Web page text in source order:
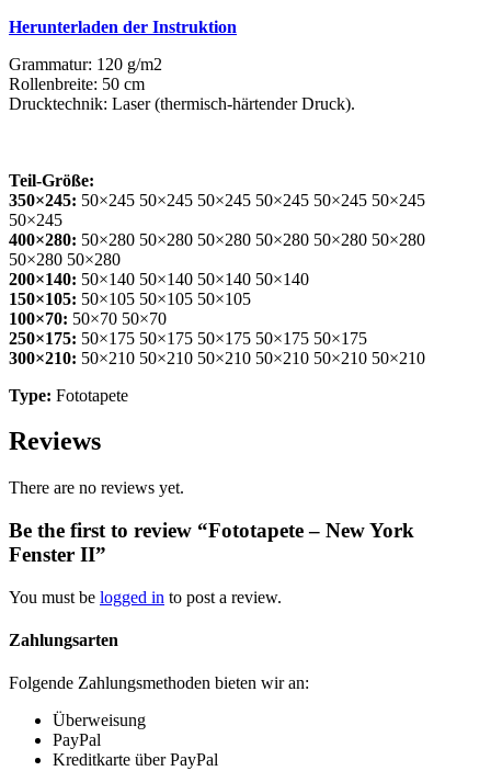
Herunterladen der Instruktion
Grammatur: 120 g/m2
Rollenbreite: 50 cm
Drucktechnik: Laser (thermisch-härtender Druck).
Teil-Größe:
350×245: 50×245 50×245 50×245 50×245 50×245 50×245
50×245
400×280: 50×280 50×280 50×280 50×280 50×280 50×280
50×280 50×280
200×140: 50×140 50×140 50×140 50×140
150×105: 50×105 50×105 50×105
100×70: 50×70 50×70
250×175: 50×175 50×175 50×175 50×175 50×175
300×210: 50×210 50×210 50×210 50×210 50×210 50×210
Type: Fototapete
Reviews
There are no reviews yet.
Be the first to review “Fototapete – New York
Fenster II”
You must be logged in to post a review.
Zahlungsarten
Folgende Zahlungsmethoden bieten wir an:
Überweisung
PayPal
Kreditkarte über PayPal